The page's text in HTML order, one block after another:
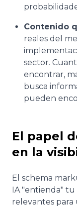
Contenido
reales del
sector.
encontrar,
busca
pueden
El papel
en la
El schema
IA "entienda" tu
relevantes para